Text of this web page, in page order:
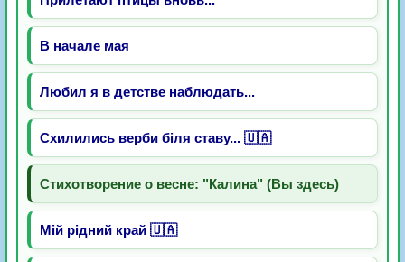
В начале мая
Любил я в детстве наблюдать...
Схилились верби біля ставу... 🇺🇦
Стихотворение о весне: "Калина" (Вы здесь)
Мій рідний край 🇺🇦